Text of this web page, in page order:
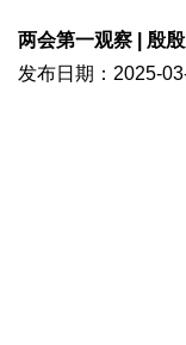
两会第一观察 | 殷
发布日期： 2025-